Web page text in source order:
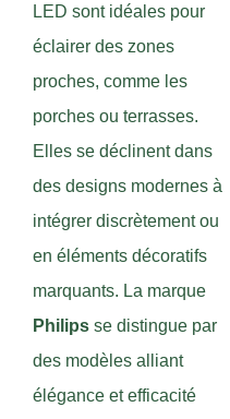
LED sont idéales pour
éclairer des zones
proches, comme les
porches ou terrasses.
Elles se déclinent dans
des designs modernes à
intégrer discrètement ou
en éléments décoratifs
marquants. La marque
Philips se distingue par
des modèles alliant
élégance et efficacité